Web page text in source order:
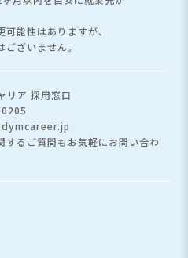
能性はありますが、
ざいません。
リア 採用窓口
するご質問もお気軽にお問い合わ